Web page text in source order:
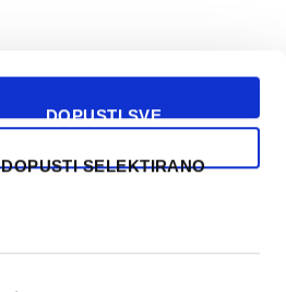
DOPUSTI SVE
DOPUSTI SELEKTIRANO